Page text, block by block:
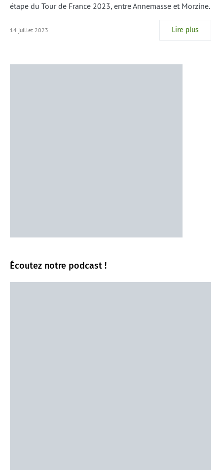
étape du Tour de France 2023, entre Annemasse et Morzine.
14 juillet 2023 Lire plus
Écoutez notre podcast !